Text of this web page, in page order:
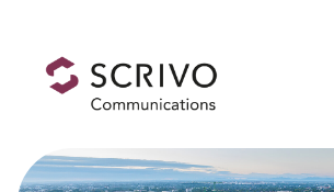
Medienmitteilungen
1337UGC